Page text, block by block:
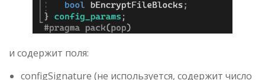
и содержит поля:
configSignature (не используется, содержит число